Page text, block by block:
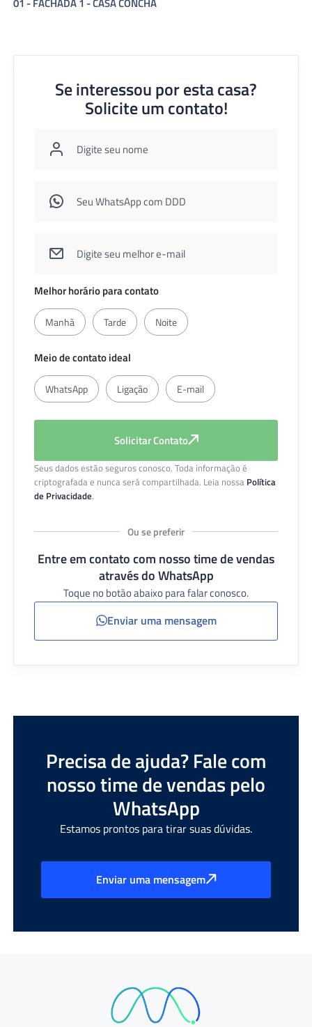
Se interessou por esta casa?
Solicite um contato!
Melhor horário para contato
Manhã Tarde Noite
Meio de contato ideal
WhatsApp Ligação E-mail
Solicitar Contato
Seus dados estão seguros conosco. Toda informação é
criptografada e nunca será compartilhada. Leia nossa Política
de Privacidade.
Ou se preferir
Entre em contato com nosso time de vendas
através do WhatsApp
Toque no botão abaixo para falar conosco.
Enviar uma mensagem
Precisa de ajuda? Fale com
nosso time de vendas pelo
WhatsApp
Estamos prontos para tirar suas dúvidas.
Enviar uma mensagem